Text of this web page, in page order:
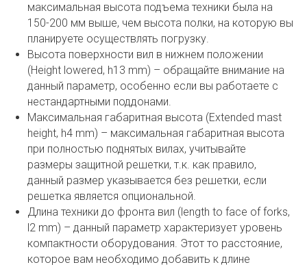
максимальная высота подъема техники была на
150-200 мм выше, чем высота полки, на которую вы
планируете осуществлять погрузку.
Высота поверхности вил в нижнем положении
(Height lowered, h13 mm) – обращайте внимание на
данный параметр, особенно если вы работаете с
нестандартными поддонами.
Максимальная габаритная высота (Extended mast
height, h4 mm) – максимальная габаритная высота
при полностью поднятых вилах, учитывайте
размеры защитной решетки, т.к. как правило,
данный размер указывается без решетки, если
решетка является опциональной.
Длина техники до фронта вил (length to face of forks,
l2 mm) – данный параметр характеризует уровень
компактности оборудования. Этот то расстояние,
которое вам необходимо добавить к длине